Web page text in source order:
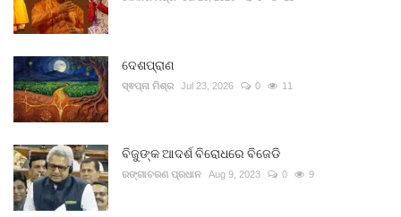
ଦେଶପ୍ରାଣ
ସ୍ଵପ୍ନା ମିଶ୍ର Jul 23, 2026 0 11
ବିଜୁଙ୍କ ଆଦର୍ଶ ବିରୋଧରେ ବିଜେଡି
ରଙ୍ଗାଚରଣ ପ୍ରଧାନ Aug 9, 2023 0 9